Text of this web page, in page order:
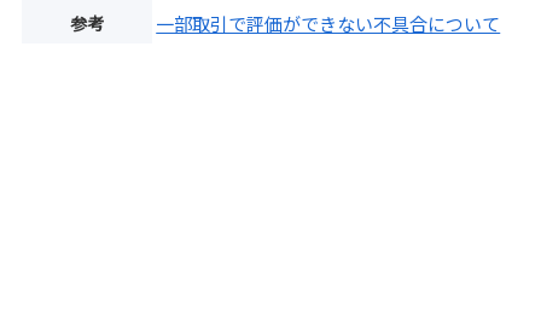
参考 一部取引で評価ができない不具合について